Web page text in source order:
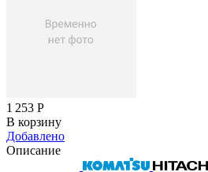
1 253 Р
В корзину
Добавлено
Описание